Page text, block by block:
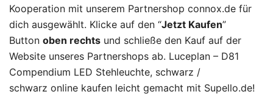
Kooperation mit unserem Partnershop connox.de für
dich ausgewählt. Klicke auf den “Jetzt Kaufen”
Button oben rechts und schließe den Kauf auf der
Website unseres Partnershops ab. Luceplan – D81
Compendium LED Stehleuchte, schwarz /
schwarz online kaufen leicht gemacht mit Supello.de!